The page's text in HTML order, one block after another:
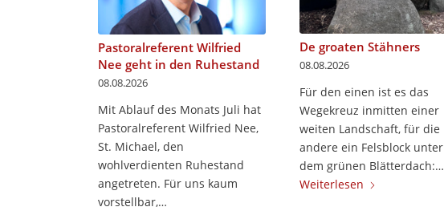
Pastoralreferent Wilfried
Nee geht in den Ruhestand
08.08.2026
Mit Ablauf des Monats Juli hat
Pastoralreferent Wilfried Nee,
St. Michael, den
wohlverdienten Ruhestand
angetreten. Für uns kaum
vorstellbar,…
De groaten Stähners
08.08.2026
Für den einen ist es das
Wegekreuz inmitten einer
weiten Landschaft, für die
andere ein Felsblock unter
dem grünen Blätterdach:…
Weiterlesen